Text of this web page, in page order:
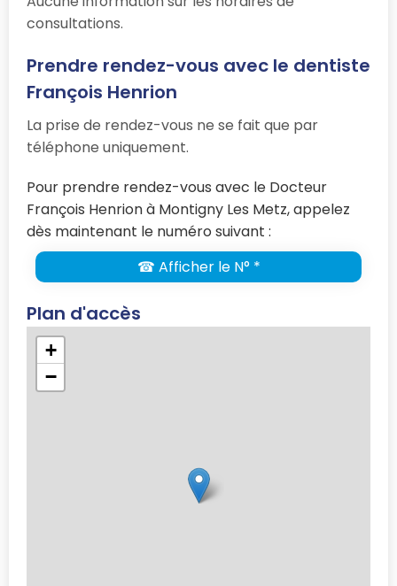
consultations.
Prendre rendez-vous avec le dentiste
François Henrion
La prise de rendez-vous ne se fait que par
téléphone uniquement.
Pour prendre rendez-vous avec le Docteur
François Henrion à Montigny Les Metz, appelez
dès maintenant le numéro suivant :
☎ Afficher le N° *
Plan d'accès
+
−